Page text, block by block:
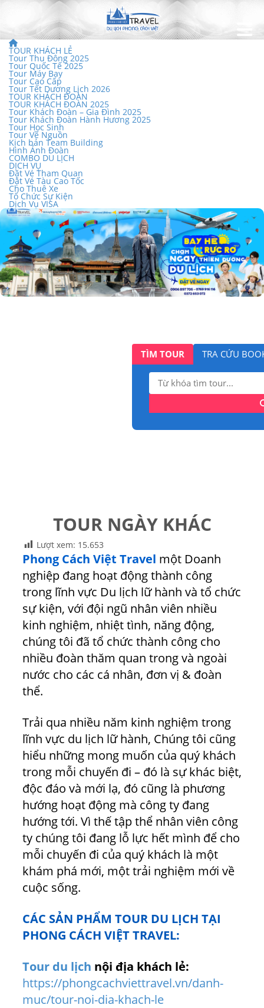
TOUR KHÁCH LẺ
Tour Thu Đông 2025
Tour Quốc Tế 2025
Tour Máy Bay
Tour Cao Cấp
Tour Tết Dương Lịch 2026
TOUR KHÁCH ĐOÀN
TOUR KHÁCH ĐOÀN 2025
Tour Khách Đoàn – Gia Đình 2025
Tour Khách Đoàn Hành Hương 2025
Tour Học Sinh
Tour Về Nguồn
Kịch bản Team Building
Hình Ảnh Đoàn
COMBO DU LỊCH
DỊCH VỤ
Đặt Vé Tham Quan
Đặt Vé Tàu Cao Tốc
Cho Thuê Xe
Tổ Chức Sự Kiện
Dịch Vụ VISA
TÌM TOUR TRA CỨU
Tìm
kiếm:
TOUR NGÀY KHÁC
Lượt xem: 15.653
Phong Cách Việt Travel một Doanh
nghiệp đang hoạt động thành công
trong lĩnh vực Du lịch lữ hành và tổ chức
sự kiện, với đội ngũ nhân viên nhiều
kinh nghiệm, nhiệt tình, năng động,
chúng tôi đã tổ chức thành công cho
nhiều đoàn thăm quan trong và ngoài
nước cho các cá nhân, đơn vị & đoàn
thể.
Trải qua nhiều năm kinh nghiệm trong
lĩnh vực du lịch lữ hành, Chúng tôi cũng
hiểu những mong muốn của quý khách
trong mỗi chuyến đi – đó là sự khác biệt,
độc đáo và mới lạ, đó cũng là phương
hướng hoạt động mà công ty đang
hướng tới. Vì thế tập thể nhân viên công
ty chúng tôi đang lỗ lực hết mình để cho
mỗi chuyến đi của quý khách là một
khám phá mới, một trải nghiệm mới về
cuộc sống.
CÁC SẢN PHẨM TOUR DU LỊCH TẠI
PHONG CÁCH VIỆT TRAVEL:
Tour du lịch nội địa khách lẻ:
https://phongcachviettravel.vn/danh-
muc/tour-noi-dia-khach-le